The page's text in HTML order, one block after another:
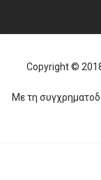
Copyright ©
Με τη